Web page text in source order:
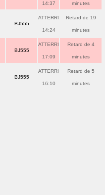
14:37 minutes
BJ555
ATTERRI
14:24
Retard de 19
minutes
BJ555
ATTERRI
17:09
Retard de 4
minutes
BJ555
ATTERRI
16:10
Retard de 5
minutes